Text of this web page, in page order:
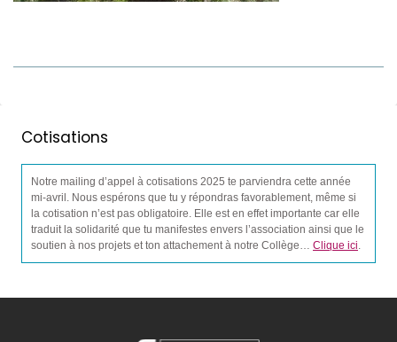
Cotisations
Notre mailing d’appel à cotisations 2025 te parviendra cette année
mi-avril. Nous espérons que tu y répondras favorablement, même si
la cotisation n’est pas obligatoire. Elle est en effet importante car elle
traduit la solidarité que tu manifestes envers l’association ainsi que le
soutien à nos projets et ton attachement à notre Collège… Clique ici.